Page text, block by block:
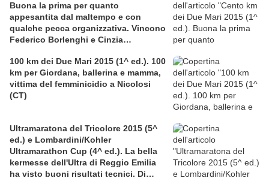
Buona la prima per quanto
appesantita dal maltempo e con
qualche pecca organizzativa. Vincono
Federico Borlenghi e Cinzia
100 km dei Due Mari 2015 (1^ ed.). 100
km per Giordana, ballerina e mamma,
vittima del femminicidio a Nicolosi
(CT)
Ultramaratona del Tricolore 2015 (5^
ed.) e Lombardini/Kohler
Ultramarathon Cup (4^ ed.). La bella
kermesse dell'Ultra di Reggio Emilia
ha visto buoni risultati tecnici. Di